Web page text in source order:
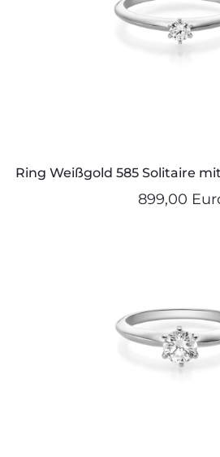
Ring Weißgold 585 Solitaire
899,00